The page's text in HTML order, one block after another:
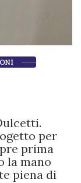
per
prima
la mano
piena di